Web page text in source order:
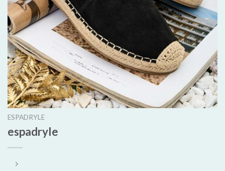
ESPADRYLE
espadryle